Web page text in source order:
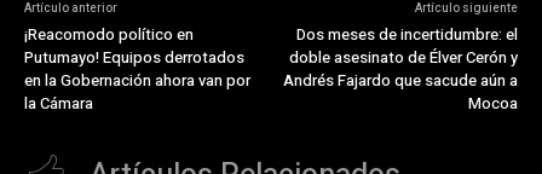
Artículo anterior
¡Reacomodo político en
Putumayo! Equipos derrotados
en la Gobernación ahora van por
la Cámara
Artículo siguiente
Dos meses de incertidumbre: el
doble asesinato de Élver Cerón y
Andrés Fajardo que sacude aún a
Mocoa